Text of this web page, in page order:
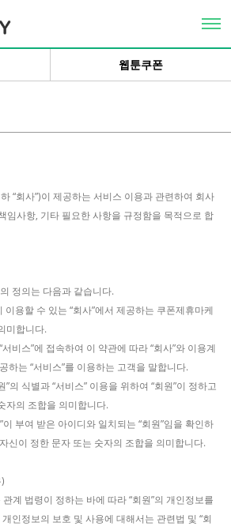
웹툰쿠폰
“회사”)이 제공하는 서비스 이용과 관련하여 회사
임사항, 기타 필요한 사항을 규정함을 목적으로 합
정의는 다음과 같습니다.
이용할 수 있는 “회사”에서 제공하는 쿠폰제휴마케
미합니다.
비스”에 접속하여 이 약관에 따라 “회사”와 이용계
하는 “서비스”를 이용하는 고객을 말합니다.
의 식별과 “서비스” 이용을 위하여 “회원”이 정하고
자의 조합을 의미합니다.
부여 받은 아이디와 일치되는 “회원”임을 확인하
신이 정한 문자 또는 숫자의 조합을 의미합니다.
관계 법령이 정하는 바에 따라 “회원”의 개인정보를
인정보의 보호 및 사용에 대해서는 관련법 및 “회
로그인
상품권교환
고객센터